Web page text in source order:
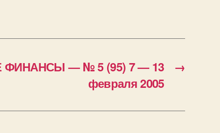
→
— № 5 (95) 7 — 13
февраля 2005